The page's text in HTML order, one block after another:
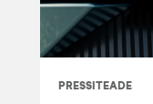
PRESSITEADE